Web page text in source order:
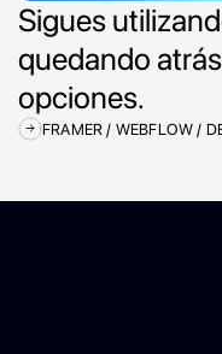
Sigues
quedando
opciones.
FRAMER / WEBFLOW /